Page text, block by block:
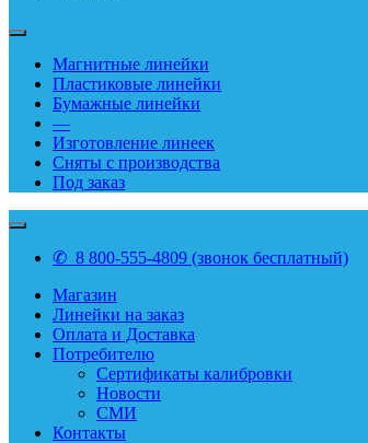
Магнитные линейки
Пластиковые линейки
Бумажные линейки
—
Изготовление линеек
Сняты с производства
Под заказ
✆ 8 800-555-4809 (звонок бесплатный)
Магазин
Линейки на заказ
Оплата и Доставка
Потребителю
Сертификаты калибровки
Новости
СМИ
Контакты